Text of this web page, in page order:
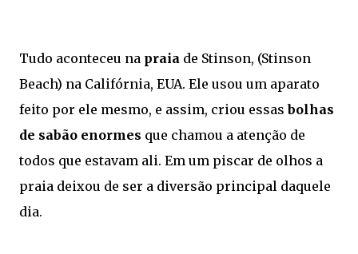
Tudo aconteceu na praia de Stinson, (Stinson
Beach) na Califórnia, EUA. Ele usou um aparato
feito por ele mesmo, e assim, criou essasbolhas
de sabão enormes que chamou a atenção de
todos que estavam ali. Em um piscar de olhos a
praia deixou de ser a diversão principal daquele
dia.